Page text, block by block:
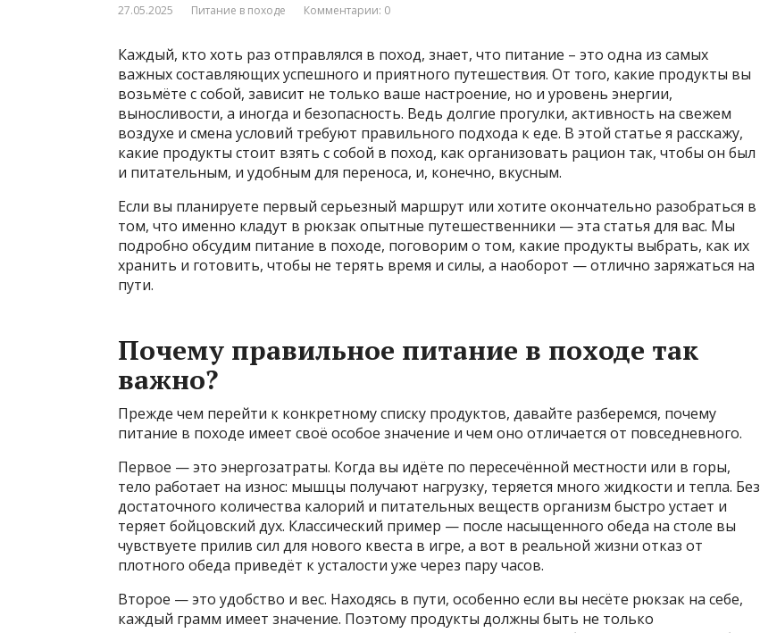
27.05.2025 Питание в походе Комментарии: 0
Каждый, кто хоть раз отправлялся в поход, знает, что питание – это одна из самых
важных составляющих успешного и приятного путешествия. От того, какие продукты вы
возьмёте с собой, зависит не только ваше настроение, но и уровень энергии,
выносливости, а иногда и безопасность. Ведь долгие прогулки, активность на свежем
воздухе и смена условий требуют правильного подхода к еде. В этой статье я расскажу,
какие продукты стоит взять с собой в поход, как организовать рацион так, чтобы он был
и питательным, и удобным для переноса, и, конечно, вкусным.
Если вы планируете первый серьезный маршрут или хотите окончательно разобраться в
том, что именно кладут в рюкзак опытные путешественники — эта статья для вас. Мы
подробно обсудим питание в походе, поговорим о том, какие продукты выбрать, как их
хранить и готовить, чтобы не терять время и силы, а наоборот — отлично заряжаться на
пути.
Почему правильное питание в походе так
важно?
Прежде чем перейти к конкретному списку продуктов, давайте разберемся, почему
питание в походе имеет своё особое значение и чем оно отличается от повседневного.
Первое — это энергозатраты. Когда вы идёте по пересечённой местности или в горы,
тело работает на износ: мышцы получают нагрузку, теряется много жидкости и тепла. Без
достаточного количества калорий и питательных веществ организм быстро устает и
теряет бойцовский дух. Классический пример — после насыщенного обеда на столе вы
чувствуете прилив сил для нового квеста в игре, а вот в реальной жизни отказ от
плотного обеда приведёт к усталости уже через пару часов.
Второе — это удобство и вес. Находясь в пути, особенно если вы несёте рюкзак на себе,
каждый грамм имеет значение. Поэтому продукты должны быть не только